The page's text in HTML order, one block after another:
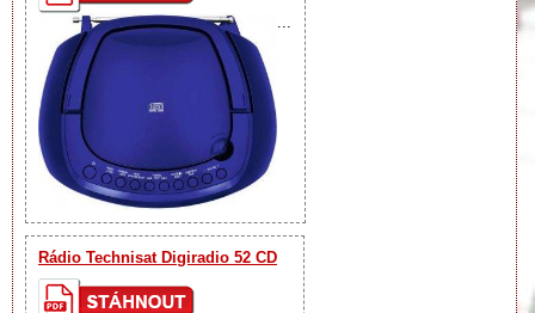
Rádio Technisat Digiradio 52 CD